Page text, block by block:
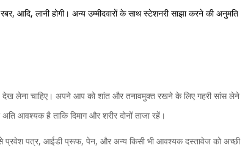
आदि, लानी होगी। अन्य उम्मीदवारों के साथ स्टेशनरी साझा करने की अनुमति
देख लेना चाहिए। अपने आप को शांत और तनावमुक्त रखने के लिए गहरी सांस लेने
आवश्यक है ताकि दिमाग और शरीर दोनों ताजा रहें।
प्रवेश पत्र, आईडी प्रूफ, पेन, और अन्य किसी भी आवश्यक दस्तावेज को अच्छी